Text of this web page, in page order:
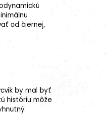
od čiernej,
by mal byť
históriu môže